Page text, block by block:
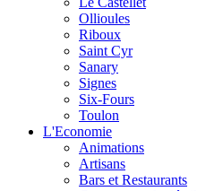
Ollioules
Riboux
Saint Cyr
Sanary
Signes
Six-Fours
Toulon
L'Economie
Animations
Artisans
Bars et Restaurants